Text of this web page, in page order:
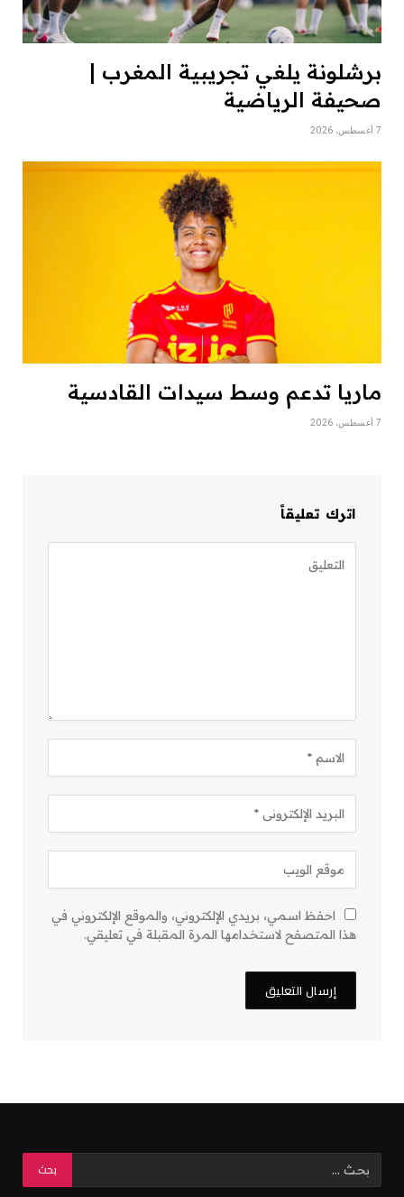
برشلونة يلغي تجريبية المغرب |
صحيفة الرياضية
7 أغسطس، 2026
ماريا تدعم وسط سيدات القادسية
7 أغسطس، 2026
اترك تعليقاً
احفظ اسمي، بريدي الإلكتروني، والموقع الإلكتروني في
هذا المتصفح لاستخدامها المرة المقبلة في تعليقي.